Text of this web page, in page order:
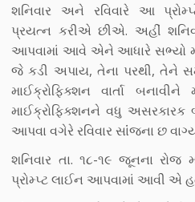
શનિવાર અને રવિવારે આ
પ્રયત્ન કરીએ છીએ. અહીં
આપવામાં આવે એને આધારે સભ્યો
જે કડી અપાય, તેના પરથી, તેને
માઈક્રોફિક્શન વાર્તા
માઈક્રોફિક્શનને વધુ અસરકારક
આપવા વગેરે રવિવાર સાંંજના છ
શનિવાર તા. ૧૮-૧૯ જૂનના રોજ
પ્રોમ્પ્ટ લાઈન આપવામાં આવી એ